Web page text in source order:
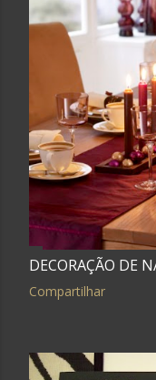
DECORAÇÃO DE
Compartilhar